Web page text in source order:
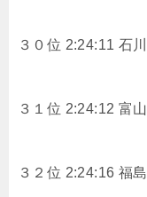
３０位 2:24:11 石川
３１位 2:24:12 富山
３２位 2:24:16 福島